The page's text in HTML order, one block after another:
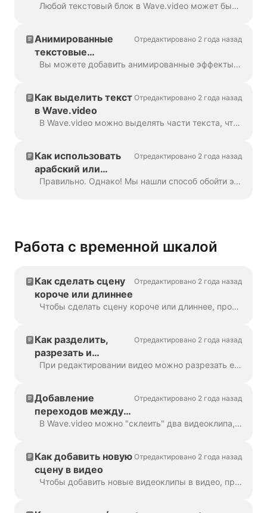
текста в видео?
Любой текстовый блок в Wave.video может быть разделен на несколько строк с разным размером, цветом и оформлением. Чтобы добавить строку, выделите текст. Если вы ...
Анимированные
текстовые
эффекты
Отредактировано 2 года назад
Вы можете добавить анимированные эффекты к текстовым сообщениям в вашем видео, чтобы сделать их более интересными и привлекательными. После того как вы добавили текст в видео, ...
Как выделить текст
в Wave.video
Отредактировано 2 года назад
В Wave.video можно выделять части текста, чтобы они выделялись на фоне остального сообщения. Чтобы выделить часть текста, выберите...
Как использовать
арабский или
нелатинский текст в
Отредактировано 2 года назад
Правильно. Однако! Мы нашли способ обойти это, благодаря креативному пользователю и нашей службе поддержки. Все, что вам нужно сделать, это создать векторный файл/ima...
Работа с временной шкалой
Как сделать сцену
короче или длиннее
Отредактировано 2 года назад
Чтобы сделать сцену короче или длиннее, просто перетащите кадр по временной шкале, как показано здесь: Если ваша сцена - видео, обратите внимание, что справа вы...
Как разделить,
разрезать и
обрезать видео или
Отредактировано 2 года назад
При редактировании видео можно разрезать его на любое количество частей простым щелчком на временной шкале и нажатием на значок ножниц. Вы можете вставить...
Добавление
переходов между
двумя сценами
Отредактировано 2 года назад
В Wave.video можно "склеить" два видеоклипа, добавив переходы между двумя сценами. Переход - это техника видеомонтажа, которая позволяет...
Как добавить новую
сцену в видео
Отредактировано 2 года назад
Чтобы добавить новые видеоклипы в видео, просто нажмите на значок "Плюс" на временной шкале. Это покажет вам все возможности. Чтобы удалить сцену, нажмите на значок "Плюс" на временной шкале.